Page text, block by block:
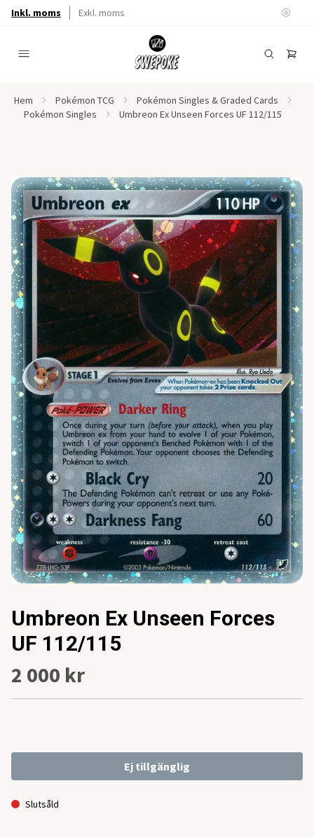
Inkl. moms Exkl. moms
Hem Pokémon TCG
Pokémon Singles & Graded Cards
Pokémon Singles
Umbreon Ex Unseen Forces UF 112/115
Umbreon Ex Unseen Forces
UF 112/115
2 000 kr
Ej tillgänglig
Slutsåld